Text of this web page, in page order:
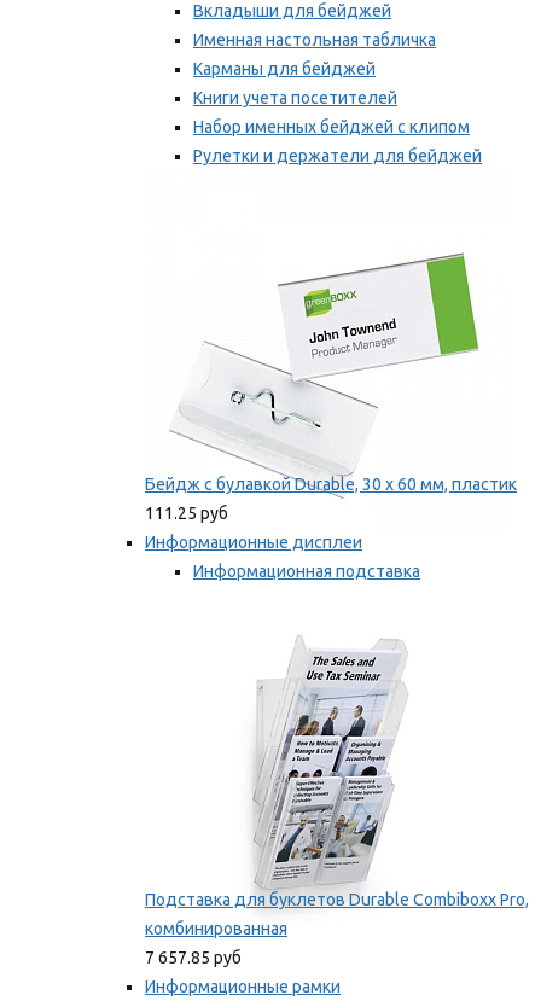
Вкладыши для бейджей
Именная настольная табличка
Карманы для бейджей
Книги учета посетителей
Набор именных бейджей с клипом
Рулетки и держатели для бейджей
Бейдж с булавкой Durable, 30 х 60 мм, пластик
111.25 руб
Информационные дисплеи
Информационная подставка
Подставка для буклетов Durable Combiboxx Pro,
комбинированная
7 657.85 руб
Информационные рамки